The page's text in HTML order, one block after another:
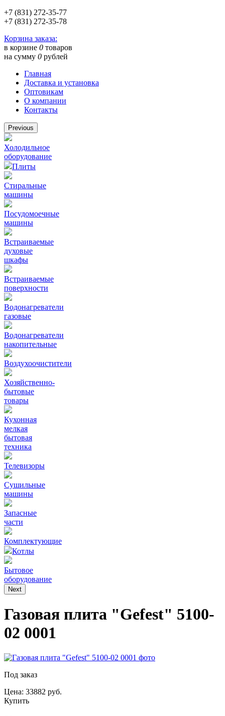
+7 (831) 272-35-77
+7 (831) 272-35-78
Корзина заказа:
в корзине 0 товаров
на сумму 0 рублей
Главная
Доставка и установка
Оптовикам
О компании
Контакты
Previous
Холодильное
оборудование
Плиты
Стиральные
машины
Посудомоечные
машины
Встраиваемые
духовые
шкафы
Встраиваемые
поверхности
Водонагреватели
газовые
Водонагреватели
накопительные
Воздухоочистители
Хозяйственно-
бытовые
товары
Кухонная
мелкая
бытовая
техника
Телевизоры
Сушильные
машины
Запасные
части
Комплектующие
Котлы
Бытовое
оборудование
Next
Газовая плита "Gefest" 5100-
02 0001
Под заказ
Цена: 33882 руб.
Купить